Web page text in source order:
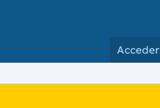
Acceder